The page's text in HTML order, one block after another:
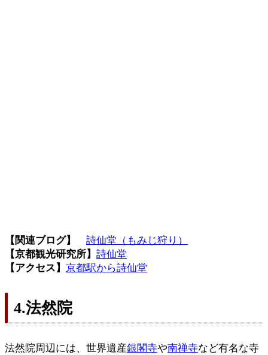
【関連ブログ】
詩仙堂（もみじ狩り）
【京都観光研究所】 詩仙堂
【アクセス】 京都駅から詩仙堂
4.法然院
法然院周辺には、世界遺産銀閣寺や南禅寺など有名な寺